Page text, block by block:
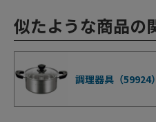
似たような商品の
調理器具（59924）